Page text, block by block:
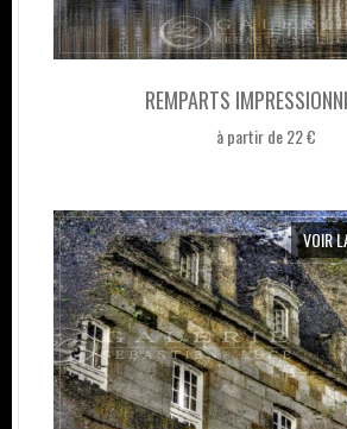
REMPARTS
à partir de 22 €
VOIR